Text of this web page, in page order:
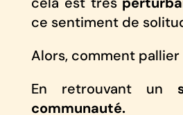
ce sentiment de
Alors, comment pallier
En retrouvant un
communauté.